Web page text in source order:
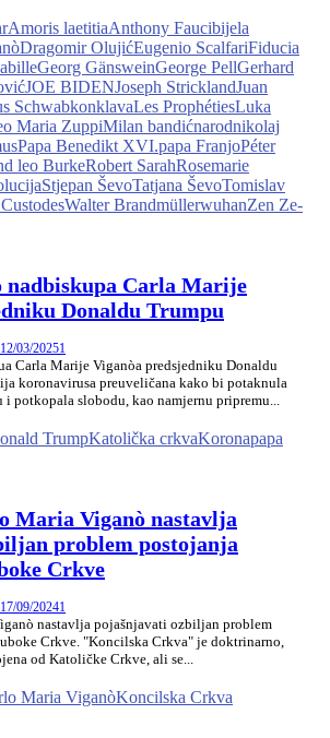
Amoris laetitiaAnthony Faucibijela
Dragomir OlujićEugenio ScalfariFiducia
Georg GänsweinGeorge PellGerhard
JOE BIDENJoseph StricklandJuan
SchwabkonklavaLes ProphétiesLuka
Maria ZuppiMilan bandićnarodnikolaj
Papa Benedikt XVI.papa FranjoPéter
leo BurkeRobert SarahRosemarie
Stjepan ŠevoTatjana ŠevoTomislav
Walter BrandmüllerwuhanZen Ze-
nadbiskupa Carla Marije
Donaldu Trumpu
12/03/20251
Carla Marije Viganòa predsjedniku Donaldu
koronavirusa preuveličana kako bi potaknula
i potkopala slobodu, kao namjernu pripremu...
TrumpKatolička crkvaKoronapapa
Maria Viganò nastavlja
problem postojanja
Crkve
17/09/20241
nastavlja pojašnjavati ozbiljan problem
Crkve. "Koncilska Crkva" je doktrinarno,
od Katoličke Crkve, ali se...
Maria ViganòKoncilska Crkva